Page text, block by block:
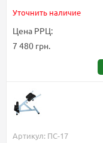
Уточнить наличие
Цена РРЦ:
7 480 грн.
Артикул: ПС-17